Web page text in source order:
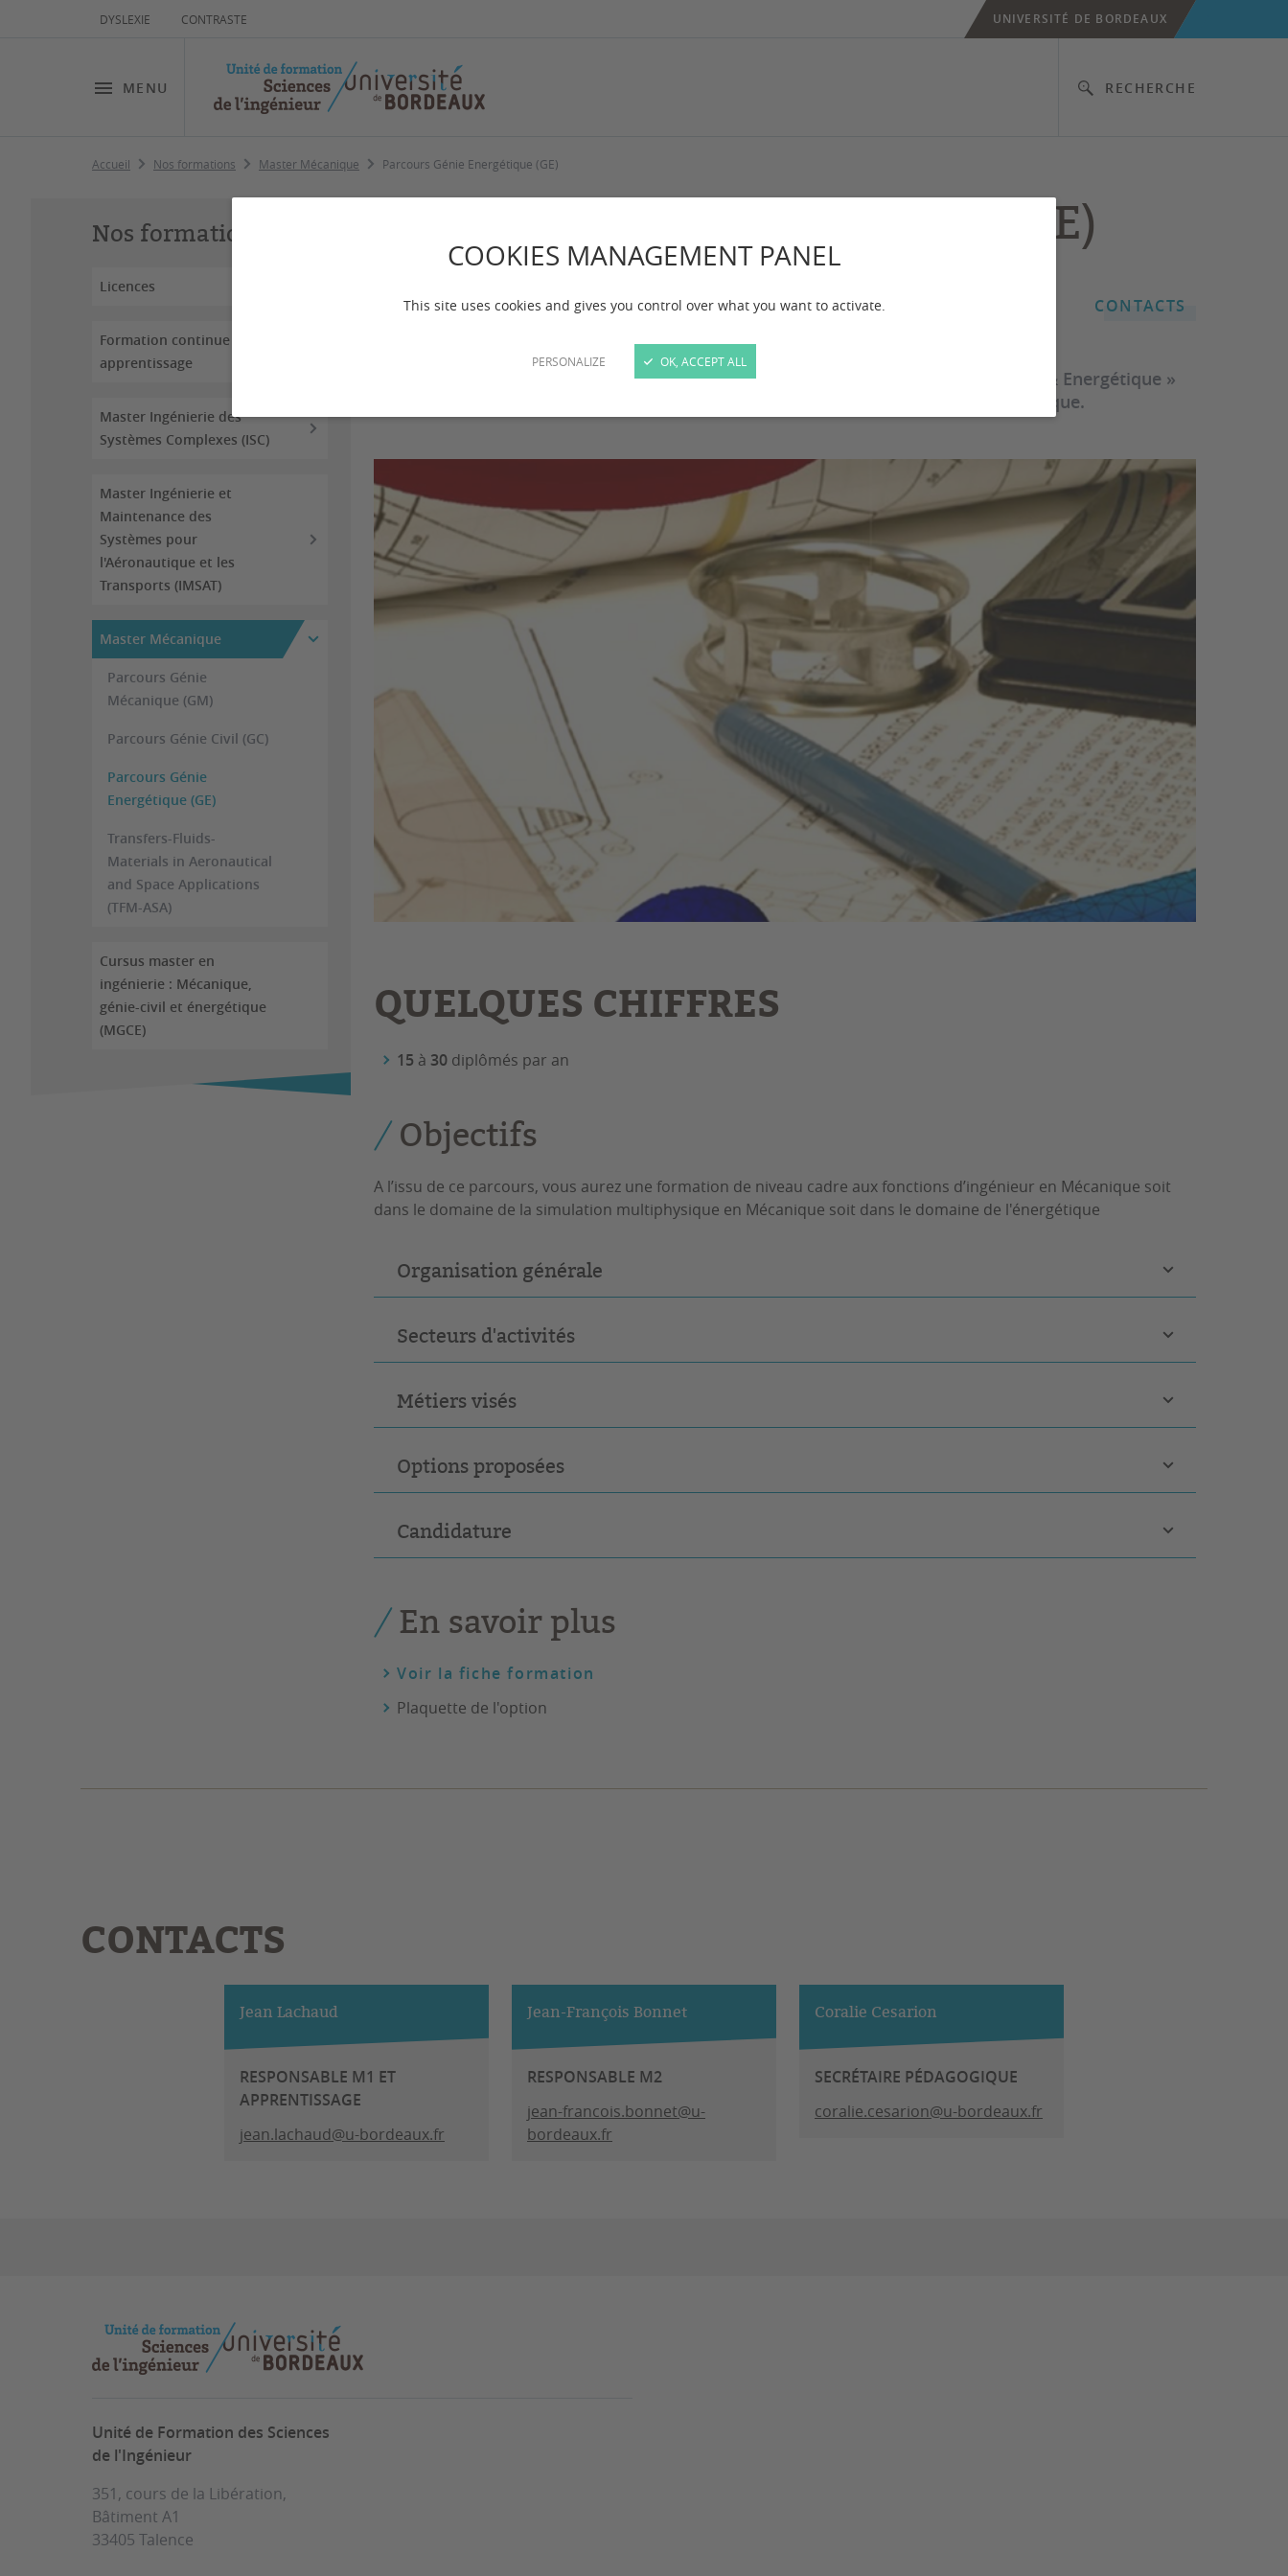
COOKIES MANAGEMENT PANEL
This site uses cookies and gives you control over what you want to activate.
PERSONALIZE OK, ACCEPT ALL
DYSLEXIE CONTRASTE
MENU RECHERCHE
UNIVERSITÉ DE BORDEAUX
Accueil Nos formations Master Mécanique Parcours Génie Energétique (GE)
Nos formations
Licences
Formation continue /
apprentissage
Master Ingénierie des
Systèmes Complexes (ISC)
Master Ingénierie et
Maintenance des
Systèmes pour
l'Aéronautique et les
Transports (IMSAT)
Master Mécanique
Parcours Génie
Mécanique (GM)
Parcours Génie Civil (GC)
Parcours Génie
Energétique (GE)
Transfers-Fluids-
Materials in Aeronautical
and Space Applications
(TFM-ASA)
Cursus master en
ingénierie : Mécanique,
génie-civil et énergétique
(MGCE)
Parcours Génie Energétique (GE)
Dernière mise à jour :le 27/10/2025 CONTACTS
Au sein du master mention « Mécanique et Ingénierie », le parcours « Mécanique & Energétique »
aborde les domaines de la simulation multiphysique en mécanique et de l’énergétique.
QUELQUES CHIFFRES
15 à 30 diplômés par an
Objectifs
A l’issu de ce parcours, vous aurez une formation de niveau cadre aux fonctions d’ingénieur en Mécanique soit
dans le domaine de la simulation multiphysique en Mécanique soit dans le domaine de l'énergétique
Organisation générale
Secteurs d'activités
Métiers visés
Options proposées
Candidature
En savoir plus
Voir la fiche formation
Plaquette de l'option
CONTACTS
Jean Lachaud
RESPONSABLE M1 ET
APPRENTISSAGE
jean.lachaud@u-bordeaux.fr
Jean-François Bonnet
RESPONSABLE M2
jean-francois.bonnet@u-
bordeaux.fr
Coralie Cesarion
SECRÉTAIRE PÉDAGOGIQUE
coralie.cesarion@u-bordeaux.fr
Unité de Formation des Sciences
de l'Ingénieur
351, cours de la Libération,
Bâtiment A1
33405 Talence